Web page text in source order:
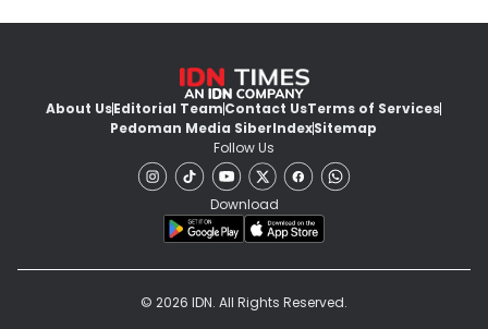
About UsEditorial TeamContact UsTerms of Services
Pedoman Media SiberIndexSitemap
Follow Us
Download
© 2026 IDN. All Rights Reserved.